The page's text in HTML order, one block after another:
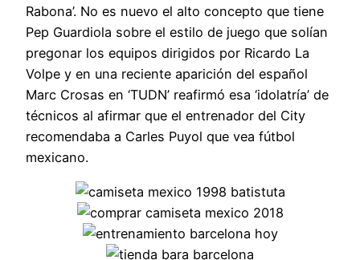
Rabona’. No es nuevo el alto concepto que tiene
Pep Guardiola sobre el estilo de juego que solían
pregonar los equipos dirigidos por Ricardo La
Volpe y en una reciente aparición del español
Marc Crosas en ‘TUDN’ reafirmó esa ‘idolatría’ de
técnicos al afirmar que el entrenador del City
recomendaba a Carles Puyol que vea fútbol
mexicano.